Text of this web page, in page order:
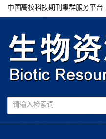
中国高校科技期刊集群服务平台